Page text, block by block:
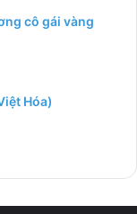
cô gái vàng
Hóa)